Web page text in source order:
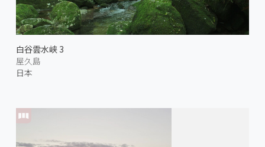
白谷雲水峡 3
屋久島
日本